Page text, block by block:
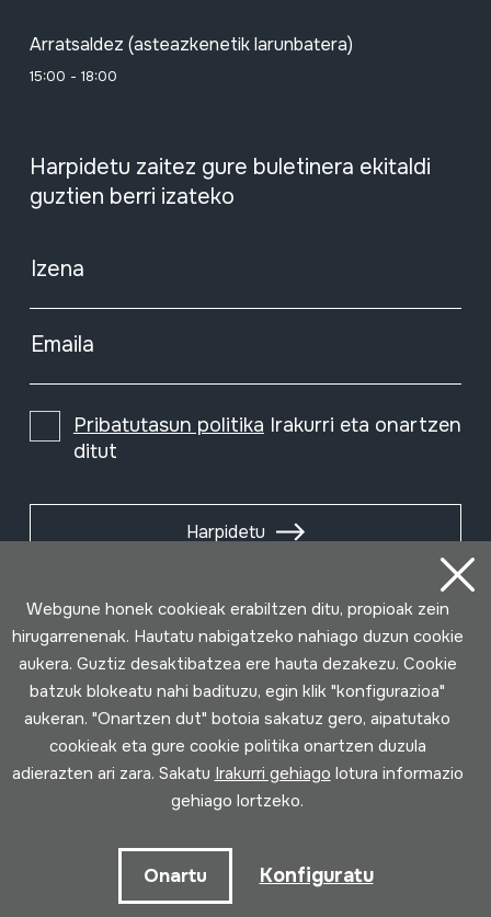
Arratsaldez (asteazkenetik larunbatera)
15:00 - 18:00
Harpidetu zaitez gure buletinera ekitaldi
guztien berri izateko
Izena
Emaila
Pribatutasun politika Irakurri eta onartzen
ditut
Harpidetu
Erabilpen baldintzak Pribatutasun politika
Loturak garatua
Webgune honek cookieak erabiltzen ditu, propioak zein
hirugarrenenak. Hautatu nabigatzeko nahiago duzun cookie
aukera. Guztiz desaktibatzea ere hauta dezakezu. Cookie
batzuk blokeatu nahi badituzu, egin klik "konfigurazioa"
aukeran. "Onartzen dut" botoia sakatuz gero, aipatutako
cookieak eta gure cookie politika onartzen duzula
adierazten ari zara. Sakatu Irakurri gehiago lotura informazio
gehiago lortzeko.
Onartu Konfiguratu